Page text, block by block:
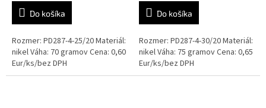
Do košíka
Rozmer: PD287-4-25/20 Materiál:
nikel Váha: 70 gramov Cena: 0,60
Eur/ks/bez DPH
Do košíka
Rozmer: PD287-4-30/20 Materiál:
nikel Váha: 75 gramov Cena: 0,65
Eur/ks/bez DPH